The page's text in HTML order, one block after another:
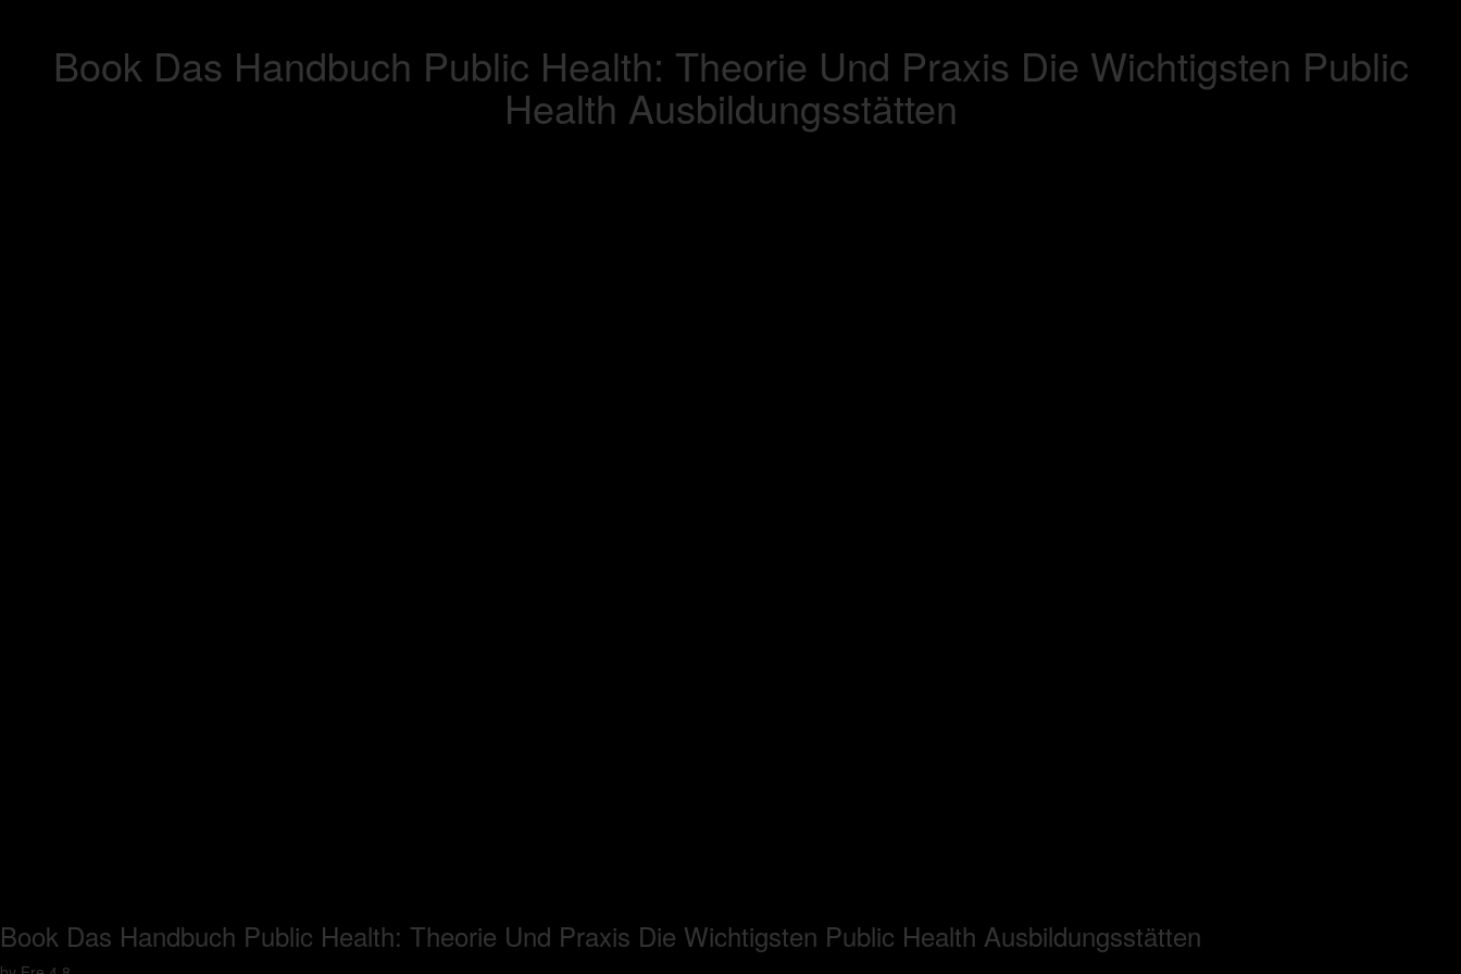
Book Das Handbuch Public Health: Theorie Und Praxis Die Wichtigsten Public
Health Ausbildungsstätten
Book Das Handbuch Public Health: Theorie Und Praxis Die Wichtigsten Public Health Ausbildungsstätten